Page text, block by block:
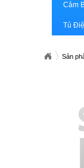
Cảm
Tủ
Sản